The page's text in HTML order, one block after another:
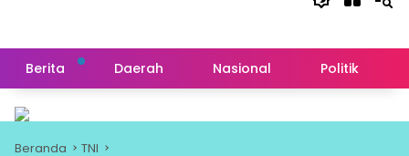
Berita Daerah Nasional Politik
Beranda TNI